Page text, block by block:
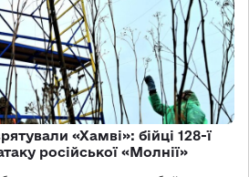
«Хамві»: бійці 128-ї
російської «Молнії»